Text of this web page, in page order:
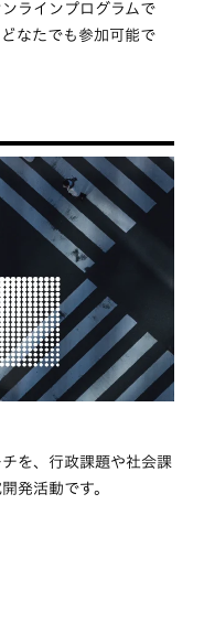
ラインプログラムで
なたでも参加可能で
を、行政課題や社会課
発活動です。